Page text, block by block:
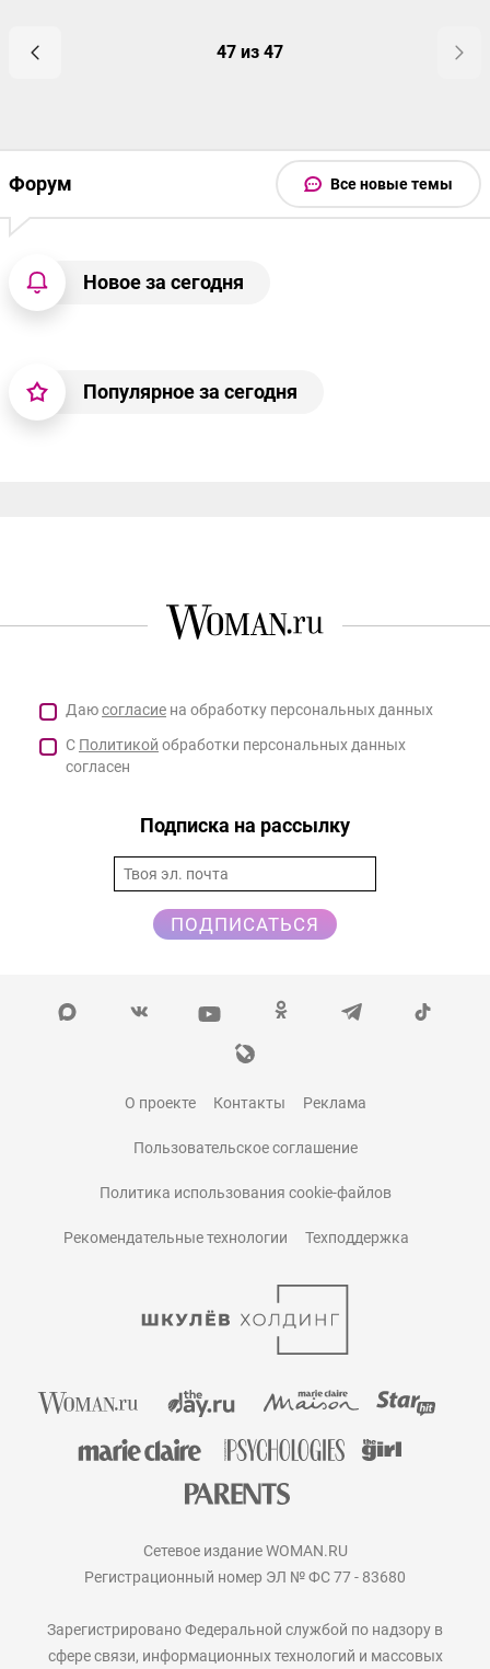
47 из 47
Форум Все новые темы
Новое за сегодня
Популярное за сегодня
Даюсогласие на обработку персональных данных
С Политикой обработки персональных данных
согласен
Подписка на рассылку
ПОДПИСАТЬСЯ
О проекте Контакты Реклама
Пользовательское соглашение
Политика использования cookie-файлов
Рекомендательные технологии Техподдержка
Сетевое издание WOMAN.RU
Регистрационный номер ЭЛ № ФС 77 - 83680
Зарегистрировано Федеральной службой по надзору в
сфере связи, информационных технологий и массовых